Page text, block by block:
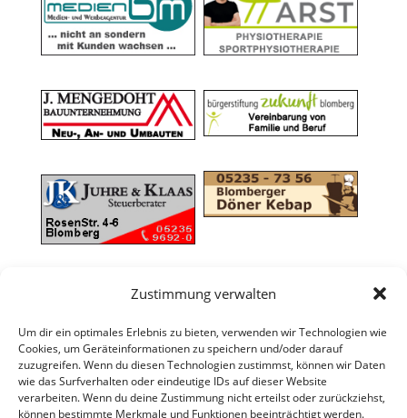
Zustimmung verwalten
Um dir ein optimales Erlebnis zu bieten, verwenden wir Technologien wie
Cookies, um Geräteinformationen zu speichern und/oder darauf
zuzugreifen. Wenn du diesen Technologien zustimmst, können wir Daten
wie das Surfverhalten oder eindeutige IDs auf dieser Website
verarbeiten. Wenn du deine Zustimmung nicht erteilst oder zurückziehst,
können bestimmte Merkmale und Funktionen beeinträchtigt werden.